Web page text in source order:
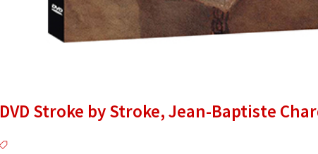
DVD Stroke by Stroke, Jean-Baptiste